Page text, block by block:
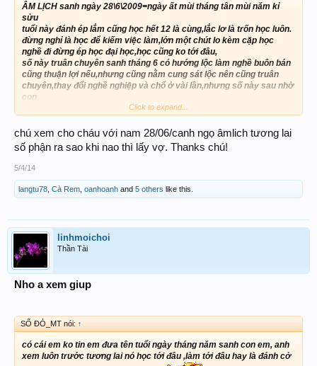
ÂM LỊCH sanh ngày 28\6\2009=ngày ất mùi tháng tân mùi năm kỉ
sửu
tuổi này đánh ép lắm cũng học hết 12 là cùng,lắc lơ là trốn học luôn.
đừng nghỉ là học để kiếm việc làm,lớn một chút lo kèm cặp học
nghề đi đừng ép học đại học,học cũng ko tới đâu,
số này truân chuyên sanh tháng 6 có hướng lộc làm nghề buôn bán
cũng thuận lợi nếu,nhưng cũng nằm cung sát lộc nên cũng truân
chuyên,thay đổi nghề nghiệp và chổ ở vài lần,nhưng số này sau nhờ
con
Click to expand...
chú xem cho cháu với nam 28/06/canh ngọ âmlich tương lai
số phận ra sao khi nao thì lấy vợ. Thanks chú!
5/4/14
langtu78 Cà Rem oanhoanh and 5 others like this.
linhmoichoi
Thần Tài
Nho a xem giup
SỐ ĐỎ_MT nói: ↑
có cái em ko tin em đưa tên tuổi ngày tháng năm sanh con em, anh
xem luôn trước tương lai nó học tới đâu ,làm tới đâu hay là đánh cở